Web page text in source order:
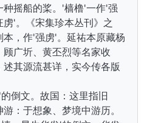
摇船的桨。'樯橹'一作'强
'。《宋集珍本丛刊》之
本，作'强虏'。延祐本原藏杨
广圻、黄丕烈等名家收
其源流甚详，实今传各版
倒文。故国：这里指旧
：于想象、梦境中游历。